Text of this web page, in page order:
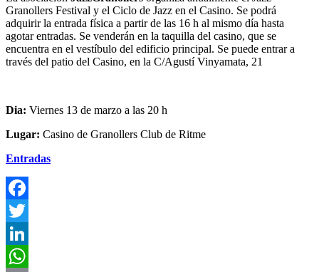
Granollers Festival y el Ciclo de Jazz en el Casino. Se podrá
adquirir la entrada física a partir de las 16 h al mismo día hasta
agotar entradas. Se venderán en la taquilla del casino, que se
encuentra en el vestíbulo del edificio principal. Se puede entrar a
través del patio del Casino, en la C/Agustí Vinyamata, 21
Dia: Viernes 13 de marzo a las 20 h
Lugar: Casino de Granollers Club de Ritme
Entradas